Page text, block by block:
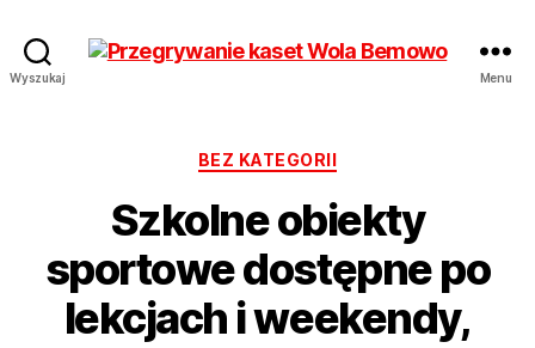
Wyszukaj
Wola
od
17
zł
Hurt
Menu
Kategorie
BEZ KATEGORII
Szkolne obiekty
sportowe dostępne po
lekcjach i weekendy,